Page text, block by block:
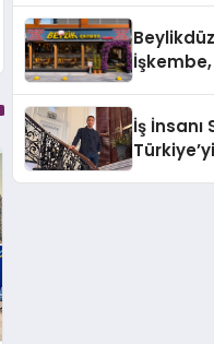
Holding
Projesini
İşkembe,
İş